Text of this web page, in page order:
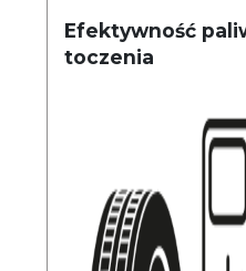
Efektywność
toczenia